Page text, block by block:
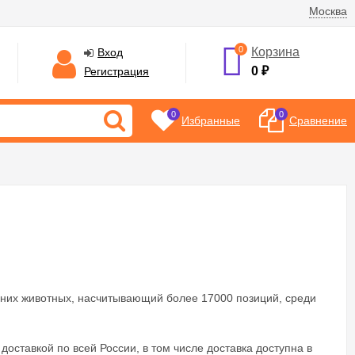
Москва
Вход
Регистрация
0
Корзина
0₽
0 Избранные 0 Сравнение
животных, насчитывающий более 17000 позиций, среди
по всей России, в том числе доставка доступна в